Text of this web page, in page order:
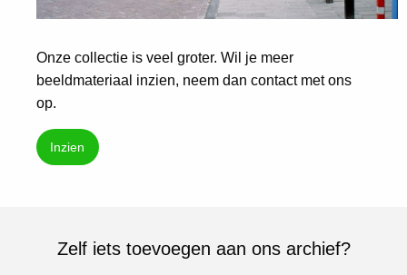
Onze collectie is veel groter. Wil je meer
beeldmateriaal inzien, neem dan contact met ons
op.
Inzien
Zelf iets toevoegen aan ons archief?